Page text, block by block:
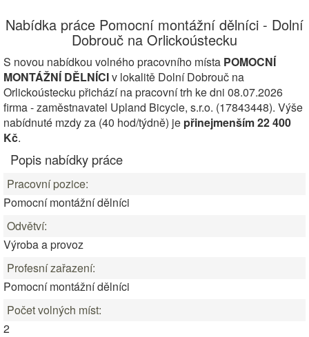
Nabídka práce Pomocní montážní dělníci - Dolní
Dobrouč na Orlickoústecku
S novou nabídkou volného pracovního místa POMOCNÍ
MONTÁŽNÍ DĚLNÍCIv lokalitě Dolní Dobrouč na
Orlickoústecku přichází na pracovní trh ke dni 08.07.2026
firma - zaměstnavatel Upland Bicycle, s.r.o. (17843448). Výše
nabídnuté mzdy za (40 hod/týdně) je přinejmenším 22 400
Kč.
Popis nabídky práce
Pracovní pozice:
Pomocní montážní dělníci
Odvětví:
Výroba a provoz
Profesní zařazení:
Pomocní montážní dělníci
Počet volných míst:
2